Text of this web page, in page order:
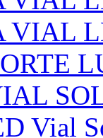
Vial